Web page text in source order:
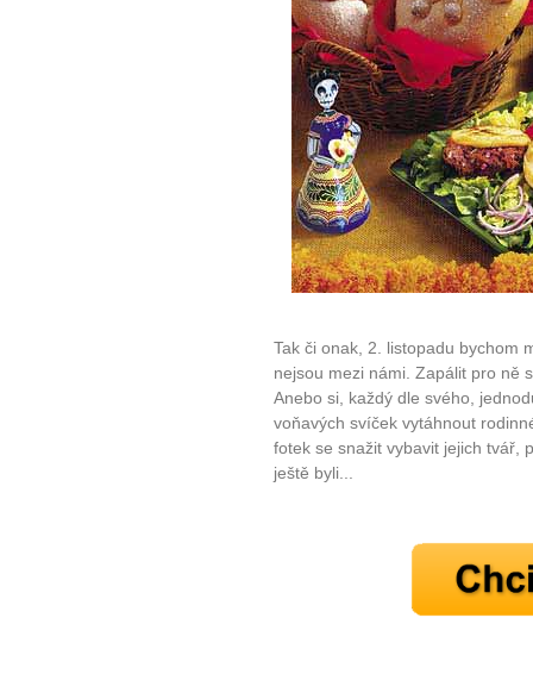
...
Máte pocit, že jste unaveni
Jak mít více energie
Jak vnést do života
Jak být šťastnější
Tak či onak, 2. listopadu bychom
nejsou mezi námi. Zapálit pro ně
Anebo si, každý dle svého,
voňavých svíček vytáhnout
fotek se snažit vybavit jejich tvář,
ještě byli...